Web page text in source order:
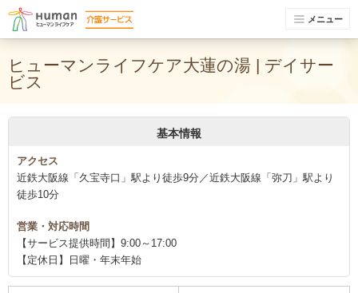
メニュー
ヒューマンライフケア大蓮の湯 | デイサー
ビス
基本情報
アクセス
近鉄大阪線「久宝寺口」駅より徒歩9分／近鉄大阪線「弥刀」駅より
徒歩10分
営業・対応時間
【サービス提供時間】9:00～17:00
【定休日】日曜・年末年始